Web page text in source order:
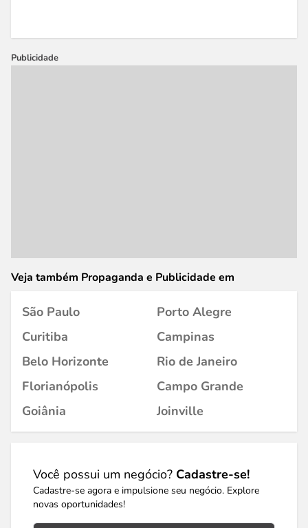
Publicidade
Veja também Propaganda e Publicidade em
São Paulo
Porto Alegre
Curitiba
Campinas
Belo Horizonte
Rio de Janeiro
Florianópolis
Campo Grande
Goiânia
Joinville
Você possui um negócio? Cadastre-se!
Cadastre-se agora e impulsione seu negócio. Explore
novas oportunidades!